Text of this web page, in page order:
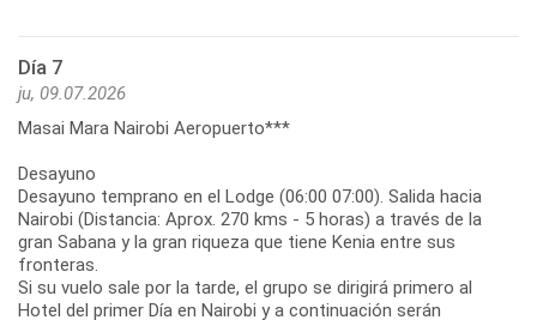
Día 7
ju, 09.07.2026
Masai Mara Nairobi Aeropuerto***
Desayuno
Desayuno temprano en el Lodge (06:00 07:00). Salida hacia
Nairobi (Distancia: Aprox. 270 kms - 5 horas) a través de la
gran Sabana y la gran riqueza que tiene Kenia entre sus
fronteras.
Si su vuelo sale por la tarde, el grupo se dirigirá primero al
Hotel del primer Día en Nairobi y a continuación serán